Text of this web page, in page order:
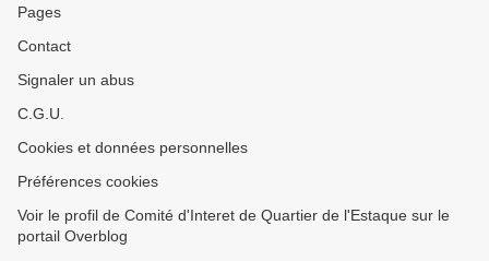
Pages
Contact
Signaler un abus
C.G.U.
Cookies et données personnelles
Préférences cookies
Voir le profil de Comité d'Interet de Quartier de l'Estaque sur le
portail Overblog